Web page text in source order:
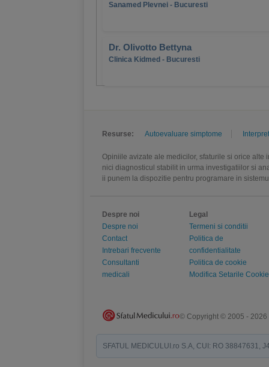
Sanamed Plevnei - Bucuresti
Dr. Olivotto Bettyna
Clinica Kidmed - Bucuresti
Resurse: Autoevaluare simptome
Opiniile avizate ale medicilor, sfaturile si orice
nici diagnosticul stabilit in urma investigatiilor si
ii punem la dispozitie pentru programare in
Despre noi
Despre noi
Contact
Intrebari frecvente
Consultanti
medicali
Legal
Termeni si conditii
Politica de
confidentialitate
Politica de cookie
Modifica Setarile Cookie
© Copyright © 2005 - 2026
SFATUL MEDICULUI.ro S.A, CUI: RO 38847631,